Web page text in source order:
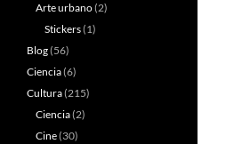
Arte urbano(2)
Stickers(1)
Blog(56)
Ciencia(6)
Cultura(215)
Ciencia(2)
Cine(30)